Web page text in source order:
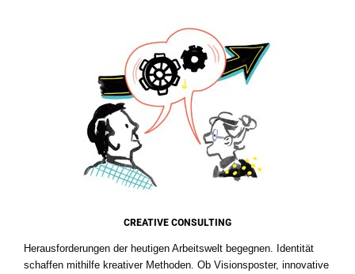
CREATIVE CONSULTING
Herausforderungen der heutigen Arbeitswelt begegnen. Identität
schaffen mithilfe kreativer Methoden. Ob Visionsposter, innovative